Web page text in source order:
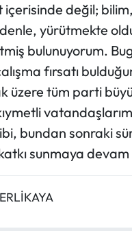
değil;
yürütmekte
bulunuyorum.
fırsatı
üzere tüm parti
bundan sonraki
sunmaya